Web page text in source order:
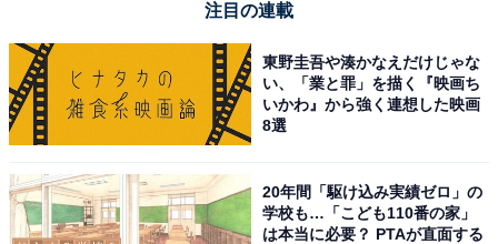
注目の連載
東野圭吾や湊かなえだけじゃな
い、「業と罪」を描く『映画ち
いかわ』から強く連想した映画
8選
20年間「駆け込み実績ゼロ」の
学校も…「こども110番の家」
は本当に必要？ PTAが直面する